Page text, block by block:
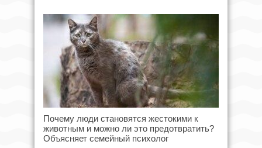
Почему люди становятся жестокими к
животным и можно ли это предотвратить?
Объясняет семейный психолог